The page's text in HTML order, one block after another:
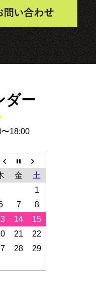
メ
ダー
18:00
金
土
1
7
8
14
15
21
22
28
29